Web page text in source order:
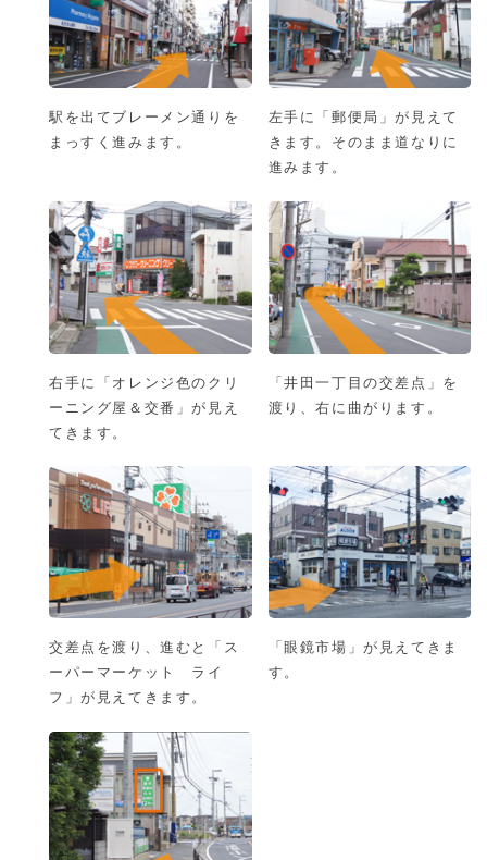
駅を出てブレーメン通りを
まっすく進みます。
左手に「郵便局」が見えて
きます。そのまま道なりに
進みます。
右手に「オレンジ色のクリ
ーニング屋＆交番」が見え
てきます。
「井田一丁目の交差点」を
渡り、右に曲がります。
交差点を渡り、進むと「ス
ーパーマーケット ライ
フ」が見えてきます。
「眼鏡市場」が見えてきま
す。